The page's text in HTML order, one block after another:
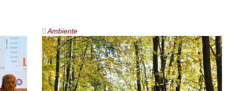
Ambiente